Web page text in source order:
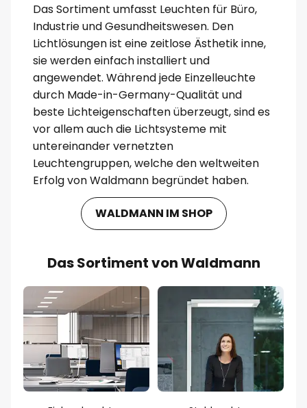
Das Sortiment umfasst Leuchten für Büro,
Industrie und Gesundheitswesen. Den
Lichtlösungen ist eine zeitlose Ästhetik inne,
sie werden einfach installiert und
angewendet. Während jede Einzelleuchte
durch Made-in-Germany-Qualität und
beste Lichteigenschaften überzeugt, sind es
vor allem auch die Lichtsysteme mit
untereinander vernetzten
Leuchtengruppen, welche den weltweiten
Erfolg von Waldmann begründet haben.
WALDMANN IM SHOP
Das Sortiment von Waldmann